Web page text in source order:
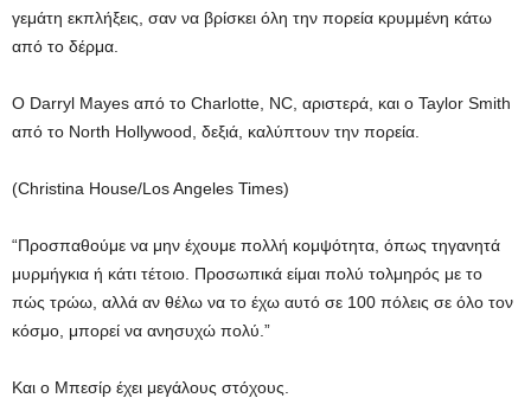
γεμάτη εκπλήξεις, σαν να βρίσκει όλη την πορεία κρυμμένη κάτω
από το δέρμα.
Ο Darryl Mayes από το Charlotte, NC, αριστερά, και ο Taylor Smith
από το North Hollywood, δεξιά, καλύπτουν την πορεία.
(Christina House/Los Angeles Times)
“Προσπαθούμε να μην έχουμε πολλή κομψότητα, όπως τηγανητά
μυρμήγκια ή κάτι τέτοιο. Προσωπικά είμαι πολύ τολμηρός με το
πώς τρώω, αλλά αν θέλω να το έχω αυτό σε 100 πόλεις σε όλο τον
κόσμο, μπορεί να ανησυχώ πολύ.”
Και ο Μπεσίρ έχει μεγάλους στόχους.